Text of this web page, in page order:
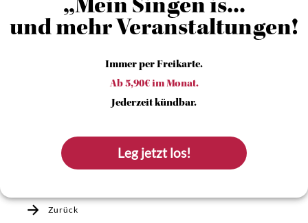
„Mein Singen is...
und mehr Veranstaltungen!
Immer per Freikarte.
Ab 5,90€ im Monat.
Jederzeit kündbar.
Leg jetzt los!
Zurück